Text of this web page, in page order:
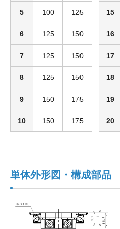
5 100 125
6 125 150
7 125 150
8 125 150
9 150 175
10 150 175
15
16
17
18
19
20
単体外形図・構成部品